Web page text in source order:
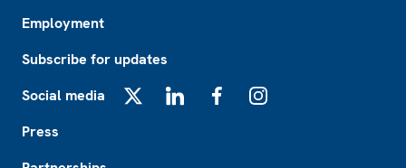
Employment
Subscribe for updates
Social media
Press